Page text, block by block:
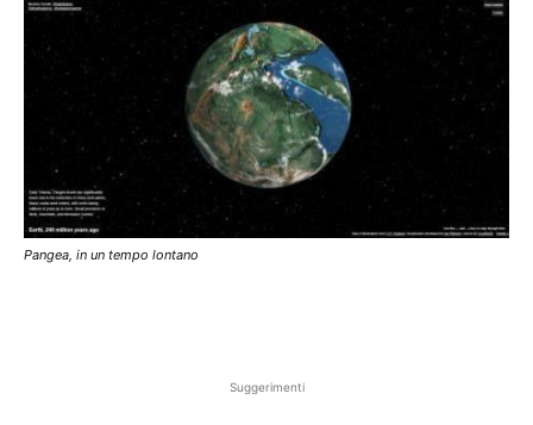
Pangea, in un tempo lontano
Suggerimenti